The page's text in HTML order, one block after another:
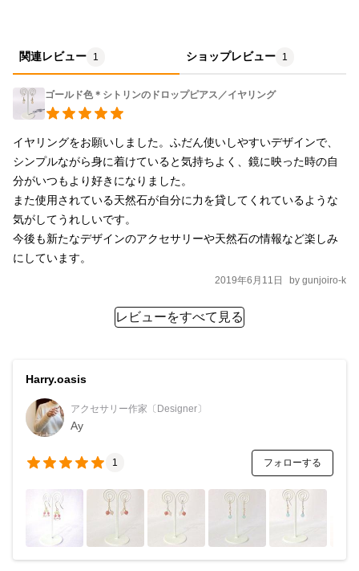
法を選択の際、ステンレスフックピアス、樹脂フックピアス、ネ
ジバネ式イヤリングの３タイプからお選びください（価格は同
じ）♦︎♢ ー使用天然石ー ▪️ドロップ型シトリン サイズ：縦1セン
いい水晶と同じグループの石。 ▪️ペリドット サイズ：４ミリ
特性：硬度6.5-7.0 、隕石と同じような成分をしており８月誕生石
として有名。 ▪️グリーンフローライト サイズ：４ミリ 特性：
硬度4 、ブラックライトで光る蛍光性が見られることがある。 ▪️ク
ラッククォーツ サイズ：４ミリ 石の特性：水晶に圧力をかけ
てクラックを入れた石。 ※ご使用上の注意点※ ▪️クラッククォー
ツはわざと割れ目やヒビを入れた石であるため、衝撃や急激な温
度変化、石の状態により突然破損する場合がございます。また、
表面に微細な穴があり濡れるとクラックに水分が入り込みクラッ
クが消えて見えますが、石の性質としてお楽しみください。 ▪️一石
お楽しみいただければ幸いです。（敏感な方はお控えください） ▪️
ステンレス金具にはゴールド、シルバー色に関わらずメッキ成分
も若干含まれるため、アレルギー症状が敏感な方は反応する場合
プを使用しておりますが、症状は人によりますのでご了承くださ
関連レビュー 1 ショップレビュー 1
ゴールド色＊シトリンのドロップピアス／イヤリング
イヤリングをお願いしました。ふだん使いしやすいデザインで、
シンプルながら身に着けていると気持ちよく、鏡に映った時の自
分がいつもより好きになりました。
また使用されている天然石が自分に力を貸してくれているような
気がしてうれしいです。
今後も新たなデザインのアクセサリーや天然石の情報など楽しみ
にしています。
2019年6月11日 by gunjoiro-k
レビューをすべて見る
Harry.oasis
アクセサリー作家〔Designer〕
Ay
1 フォローする